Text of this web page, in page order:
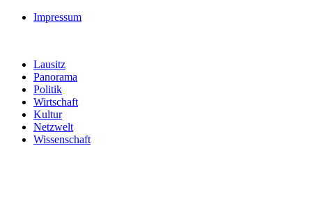
Impressum
Lausitz
Panorama
Politik
Wirtschaft
Kultur
Netzwelt
Wissenschaft